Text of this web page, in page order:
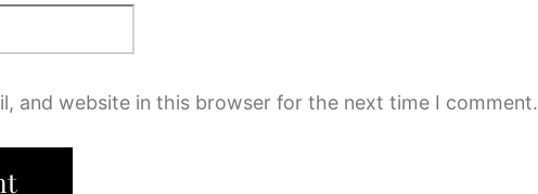
and website in this browser for the next time I comment.